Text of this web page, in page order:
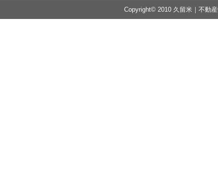
Copyright© 2010 久留米｜不動